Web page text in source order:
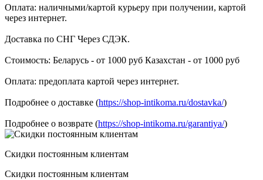
Оплата: наличными/картой курьеру при получении, картой
через интернет.
Доставка по СНГ Через СДЭК.
Стоимость: Беларусь - от 1000 руб Казахстан - от 1000 руб
Оплата: предоплата картой через интернет.
Подробнее о доставке (https://shop-intikoma.ru/dostavka/)
Подробнее о возврате (https://shop-intikoma.ru/garantiya/)
Скидки постоянным клиентам
Скидки постоянным клиентам